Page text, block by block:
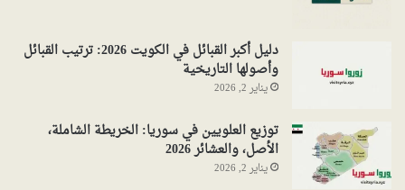
دليل أكبر القبائل في الكويت 2026: ترتيب القبائل
وأصولها التاريخية
يناير 2, 2026
توزيع العلويين في سوريا: الخريطة الشاملة،
الأصل، والعشائر 2026
يناير 2, 2026